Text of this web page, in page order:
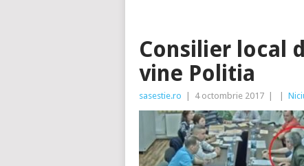
Consilier local
vine Politia
sasestie.ro 4 octombrie 2017